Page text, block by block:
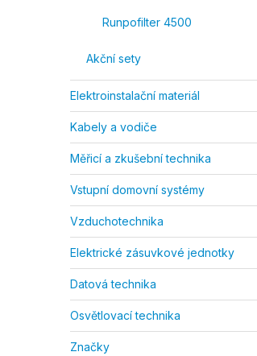
Runpofilter 4500
Akční sety
Elektroinstalační materiál
Kabely a vodiče
Měřicí a zkušební technika
Vstupní domovní systémy
Vzduchotechnika
Elektrické zásuvkové jednotky
Datová technika
Osvětlovací technika
Značky